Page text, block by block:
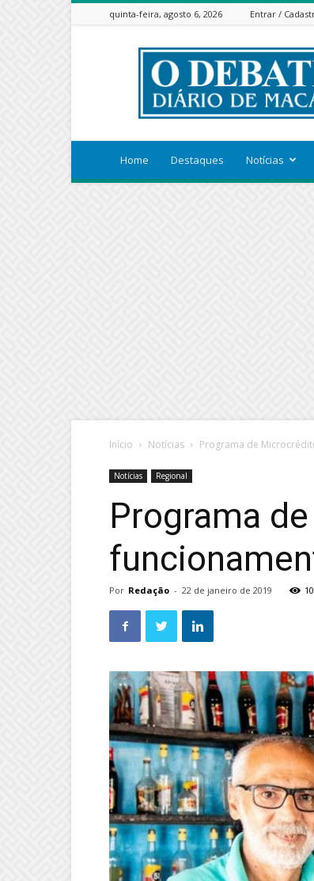
quinta-feira, agosto 6, 2026 Entrar /
ODEBATEON
Home Destaques Notícias
Início Notícias Programa de
Notícias Regional
Programa
Por Redação - 22 de janeiro de 2019